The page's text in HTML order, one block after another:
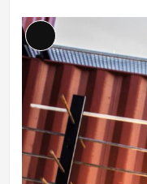
Lange
Beschreibung